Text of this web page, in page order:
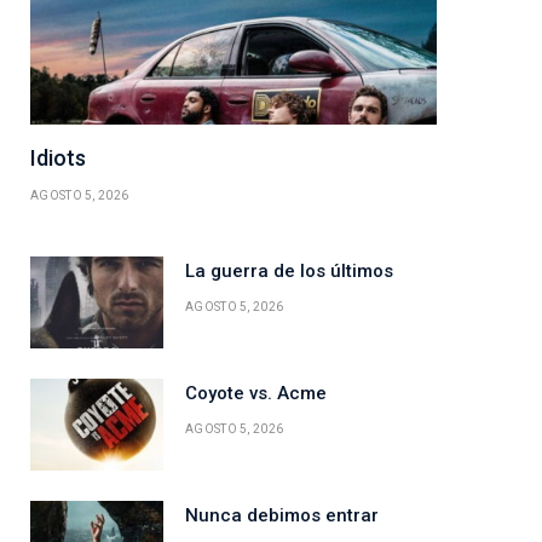
Idiots
AGOSTO 5, 2026
La guerra de los últimos
AGOSTO 5, 2026
Coyote vs. Acme
AGOSTO 5, 2026
Nunca debimos entrar